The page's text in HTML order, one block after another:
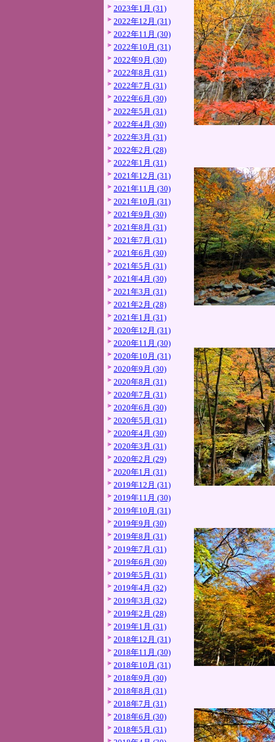
2023年1月 (31)
2022年12月 (31)
2022年11月 (30)
2022年10月 (31)
2022年9月 (30)
2022年8月 (31)
2022年7月 (31)
2022年6月 (30)
2022年5月 (31)
2022年4月 (30)
2022年3月 (31)
2022年2月 (28)
2022年1月 (31)
2021年12月 (31)
2021年11月 (30)
2021年10月 (31)
2021年9月 (30)
2021年8月 (31)
2021年7月 (31)
2021年6月 (30)
2021年5月 (31)
2021年4月 (30)
2021年3月 (31)
2021年2月 (28)
2021年1月 (31)
2020年12月 (31)
2020年11月 (30)
2020年10月 (31)
2020年9月 (30)
2020年8月 (31)
2020年7月 (31)
2020年6月 (30)
2020年5月 (31)
2020年4月 (30)
2020年3月 (31)
2020年2月 (29)
2020年1月 (31)
2019年12月 (31)
2019年11月 (30)
2019年10月 (31)
2019年9月 (30)
2019年8月 (31)
2019年7月 (31)
2019年6月 (30)
2019年5月 (31)
2019年4月 (32)
2019年3月 (32)
2019年2月 (28)
2019年1月 (31)
2018年12月 (31)
2018年11月 (30)
2018年10月 (31)
2018年9月 (30)
2018年8月 (31)
2018年7月 (31)
2018年6月 (30)
2018年5月 (31)